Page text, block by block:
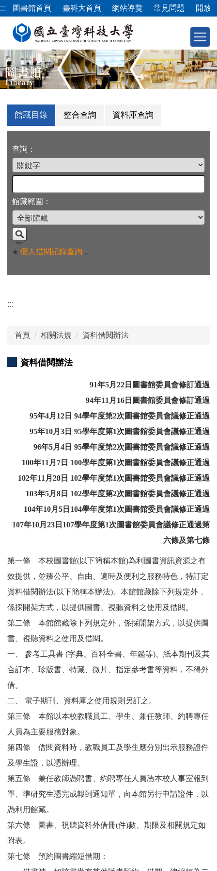
跳
到
內
容
區
::: 圖書館首頁 臺科大首頁 網站導覽 常見問題 開放
圖書館
Library
館藏目錄 整合查詢 資料庫查詢
查詢：
館藏範圍：
★ 個人借閱記錄查詢 。
:::
首頁 相關法規 資料借閱辦法
資料借閱辦法
91年5月22日圖書館委員會修訂通過
94年11月16日圖書館委員會修訂通過
95年4月12日 94學年度第2次圖書館委員會議修正通過
95年10月3日 95學年度第1次圖書館委員會議修正通過
96年5月4日 95學年度第2次圖書館委員會議修正通過
100年11月7日 100學年度第1次圖書館委員會議修正通過
102年11月28日 102學年度第1次圖書館委員會議修正通過
103年5月8日 102學年度第2次圖書館委員會議修正通過
104年10月5日104學年度第1次圖書館委員會議修正通過
107年10月23日107學年度第1次圖書館委員會議修正通過第
六條及第七條
第一條 本校圖書館(以下簡稱本館)為利圖書資訊資源之有
效提供，並臻公平、自由、適時及便利之服務特色，特訂定
資料借閱辦法(以下簡稱本辦法)。本館館藏除下列規定外，
係採開架方式，以提供圖書、視聽資料之使用及借閱。
第二條 本館館藏除下列規定外，係採開架方式，以提供圖
書、視聽資料之使用及借閱。
一、
參考工具書 (字典、百科全書、年鑑等)、紙本期刊及其
合訂本、珍版書、特藏、微片、指定參考書等資料，不得外
借。
二、
電子期刊、資料庫之使用規則另訂之。
第三條 本館以本校教職員工、學生、兼任教師、約聘專任
人員為主要服務對象。
第四條 借閱資料時，教職員工及學生應分別出示服務證件
及學生證，以憑辦理。
第五條 兼任教師憑聘書、約聘專任人員憑本校人事室報到
單、準研究生憑完成報到通知單，向本館另行申請證件，以
憑利用館藏。
第六條 圖書、視聽資料外借冊(件)數、期限及相關規定如
附表。
第七條 預約圖書縮短借期：